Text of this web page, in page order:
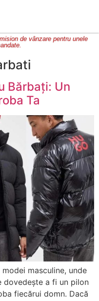
de vânzare pentru unele
Bărbați: Un
Ta
masculine, unde
dovedește a fi un pilon
fiecărui domn. Dacă